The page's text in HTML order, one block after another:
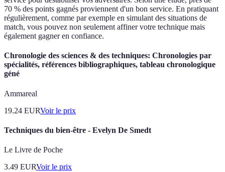
70 % des points gagnés proviennent d'un bon service. En pratiquant
régulièrement, comme par exemple en simulant des situations de
match, vous pouvez non seulement affiner votre technique mais
également gagner en confiance.
Chronologie des sciences & des techniques: Chronologies par
spécialités, références bibliographiques, tableau chronologique
géné
Ammareal
19.24 EURVoir le prix
Techniques du bien-être - Evelyn De Smedt
Le Livre de Poche
3.49 EURVoir le prix